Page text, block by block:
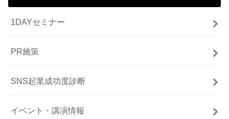
1DAYセミナー
PR施策
SNS起業成功度診断
イベント・講演情報